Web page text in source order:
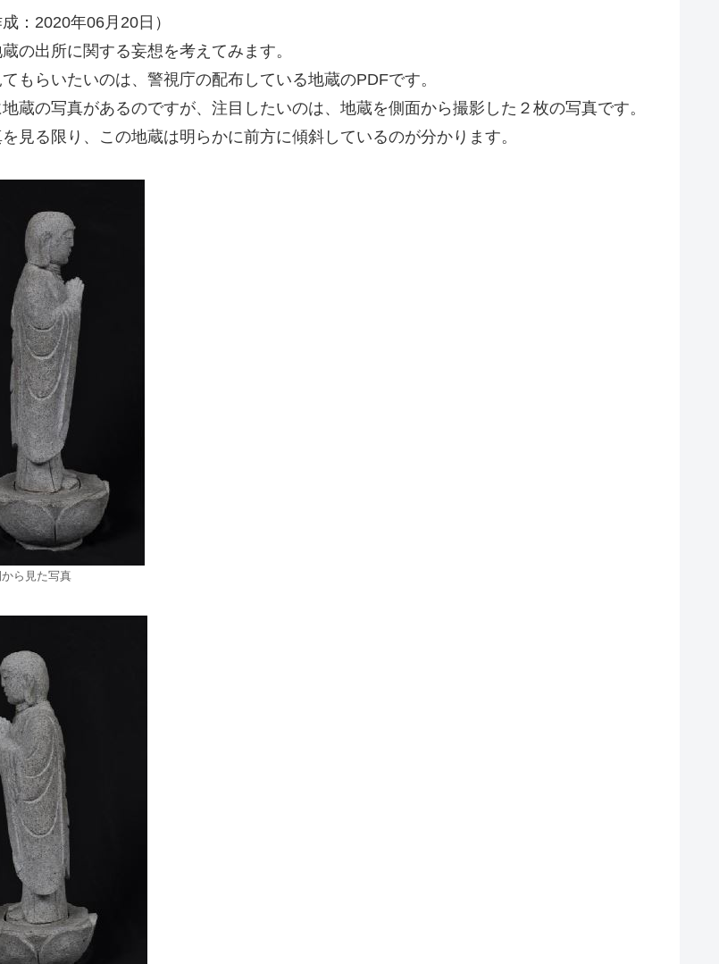
成：2020年06月20日）
の出所に関する妄想を考えてみます。
もらいたいのは、警視庁の配布している地蔵のPDFです。
蔵の写真があるのですが、注目したいのは、地蔵を側面から撮影した２枚の写真です。
見る限り、この地蔵は明らかに前方に傾斜しているのが分かります。
ら見た写真